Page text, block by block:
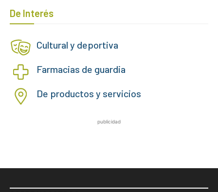
De Interés
Cultural y deportiva
Farmacias de guardia
De productos y servicios
publicidad